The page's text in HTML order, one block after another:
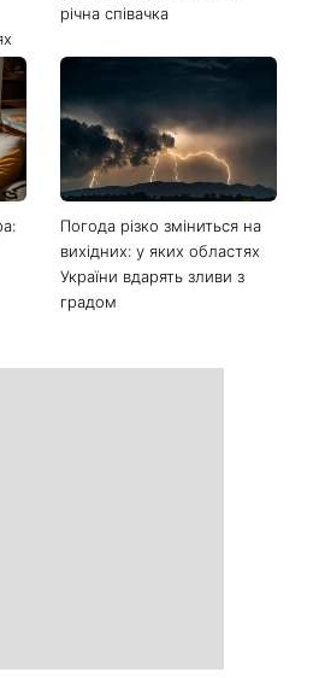
річна співачка
Погода різко зміниться на
вихідних: у яких областях
України вдарять зливи з
градом